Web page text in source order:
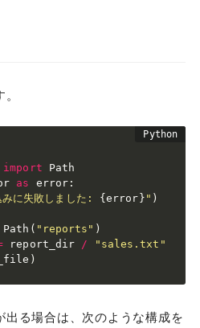
import
as error :
に失敗しました: {error} " )
Path ( "reports" )
report_dir /
"sales.txt"
)
出る場合は、次のような構成を